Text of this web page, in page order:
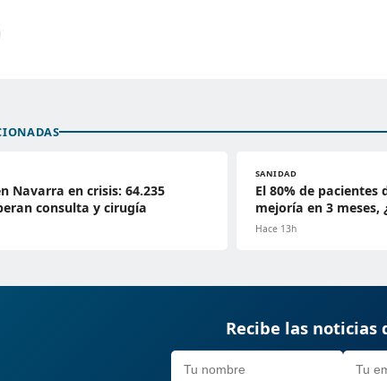
Navarra en crisis: 64.235
consulta y cirugía
SANIDAD
El 80% de
mejoría en 3 meses,
Hace 13h
Recibe las